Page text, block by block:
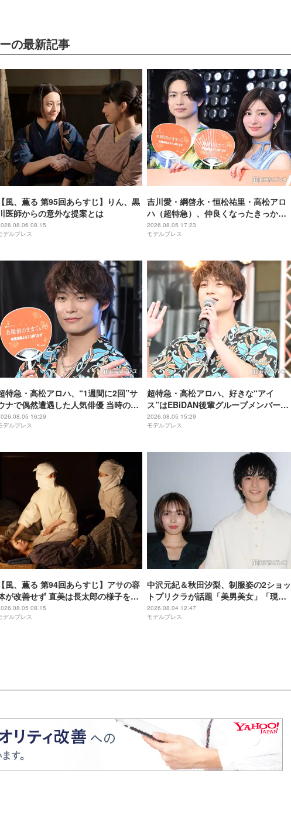
の最新記事
【風、薫る 第95回あらすじ】りん、黒
医師からの意外な提案とは
08:15
デルプレス
吉川愛・綱啓永・恒松祐里・高松アロ
ハ（超特急）、仲良くなったきっかけ
のアニメとは「個性があるアニメね」
【名探偵のままでいて】
2026.08.05 17:23
モデルプレス
特急・高松アロハ、“1週間に2回”サ
ナで偶然遭遇した人気俳優 当時の状
再現「めっちゃ可愛いなと思いまし
」【名探偵のままでいて】
16:29
デルプレス
超特急・高松アロハ、好きな“アイ
ス”はEBiDAN後輩グループメンバー
「すごい愛らしい子なんですよ」【名
探偵のままでいて】
2026.08.05 15:29
モデルプレス
【風、薫る 第94回あらすじ】アサの容
が改善せず 直美は長太郎の様子を気
する
08:15
デルプレス
中沢元紀＆秋田汐梨、制服姿の2ショッ
トプリクラが話題「美男美女」「現在
とのギャップが凄い」【幸せになりた
いマサムネ君】
2026.08.04 12:47
モデルプレス